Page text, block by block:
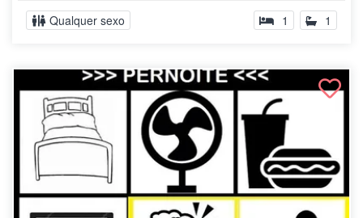
Qualquer sexo 1 1